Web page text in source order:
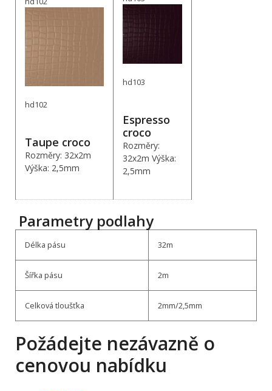
hd102
Taupe croco
Rozměry: 32x2m
Výška: 2,5mm
hd103
Espresso
croco
Rozměry:
32x2m Výška:
2,5mm
Parametry podlahy
Délka pásu 32m
Šířka pásu 2m
Celková tloušťka 2mm/2,5mm
Požádejte nezávazně o
cenovou nabídku